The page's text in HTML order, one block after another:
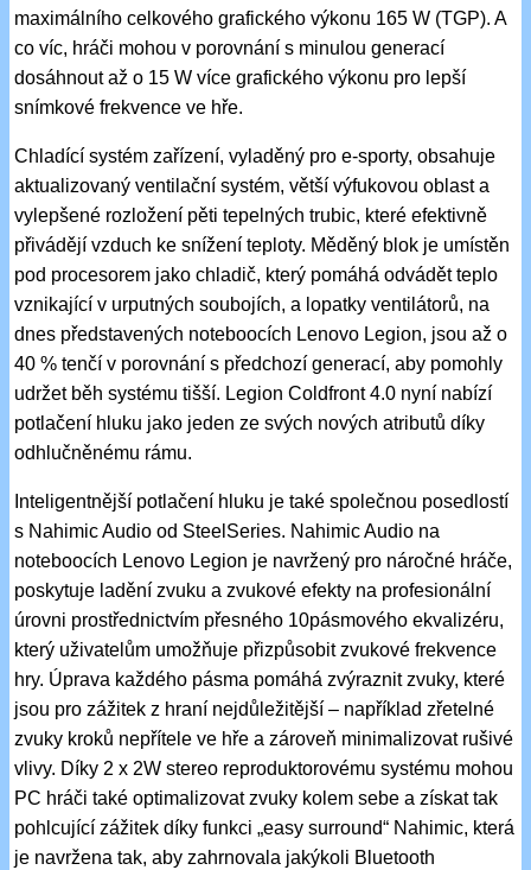
maximálního celkového grafického výkonu 165 W (TGP). A
co víc, hráči mohou v porovnání s minulou generací
dosáhnout až o 15 W více grafického výkonu pro lepší
snímkové frekvence ve hře.
Chladící systém zařízení, vyladěný pro e-sporty, obsahuje
aktualizovaný ventilační systém, větší výfukovou oblast a
vylepšené rozložení pěti tepelných trubic, které efektivně
přivádějí vzduch ke snížení teploty. Měděný blok je umístěn
pod procesorem jako chladič, který pomáhá odvádět teplo
vznikající v urputných soubojích, a lopatky ventilátorů, na
dnes představených noteboocích Lenovo Legion, jsou až o
40 % tenčí v porovnání s předchozí generací, aby pomohly
udržet běh systému tišší. Legion Coldfront 4.0 nyní nabízí
potlačení hluku jako jeden ze svých nových atributů díky
odhlučněnému rámu.
Inteligentnější potlačení hluku je také společnou posedlostí
s Nahimic Audio od SteelSeries. Nahimic Audio na
noteboocích Lenovo Legion je navržený pro náročné hráče,
poskytuje ladění zvuku a zvukové efekty na profesionální
úrovni prostřednictvím přesného 10pásmového ekvalizéru,
který uživatelům umožňuje přizpůsobit zvukové frekvence
hry. Úprava každého pásma pomáhá zvýraznit zvuky, které
jsou pro zážitek z hraní nejdůležitější – například zřetelné
zvuky kroků nepřítele ve hře a zároveň minimalizovat rušivé
vlivy. Díky 2 x 2W stereo reproduktorovému systému mohou
PC hráči také optimalizovat zvuky kolem sebe a získat tak
pohlcující zážitek díky funkci „easy surround“ Nahimic, která
je navržena tak, aby zahrnovala jakýkoli Bluetooth